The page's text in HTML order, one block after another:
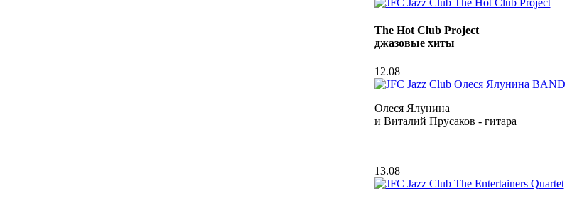
The Hot Club Project
джазовые хиты
12.08
Олеся Ялунина
и Виталий Прусаков - гитара
13.08